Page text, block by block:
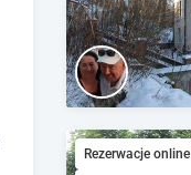
Rezerwacje online